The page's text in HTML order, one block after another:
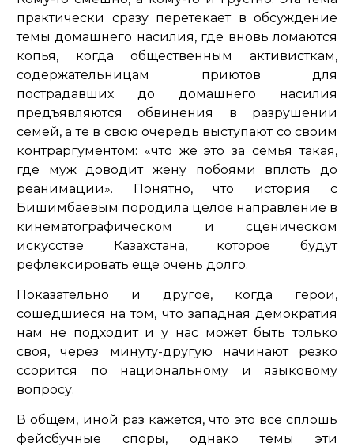
практически сразу перетекает в обсуждение
темы домашнего насилия, где вновь ломаются
копья, когда общественным активисткам,
содержательницам приютов для
пострадавших до домашнего насилия
предъявляются обвинения в разрушении
семей, а те в свою очередь выступают со своим
контраргументом: «что же это за семья такая,
где муж доводит жену побоями вплоть до
реанимации». Понятно, что история с
Бишимбаевым породила целое направление в
кинематографическом и сценическом
искусстве Казахстана, которое будут
рефлексировать еще очень долго.
Показательно и другое, когда герои,
сошедшиеся на том, что западная демократия
нам не подходит и у нас может быть только
своя, через минуту-другую начинают резко
ссорится по национальному и языковому
вопросу.
В общем, иной раз кажется, что это все сплошь
фейсбучные споры, однако темы эти